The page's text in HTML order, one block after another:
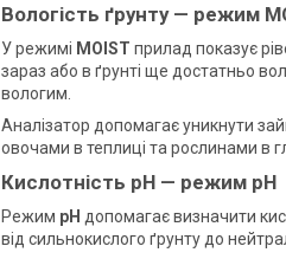
Вологість ґрунту — режим
У режимі MOIST прилад показує
зараз або в ґрунті ще достатньо
вологим.
Аналізатор допомагає уникнути
овочами в теплиці та рослинами в
Кислотність pH — режим pH
Режим pH допомагає визначити
від сильнокислого ґрунту до